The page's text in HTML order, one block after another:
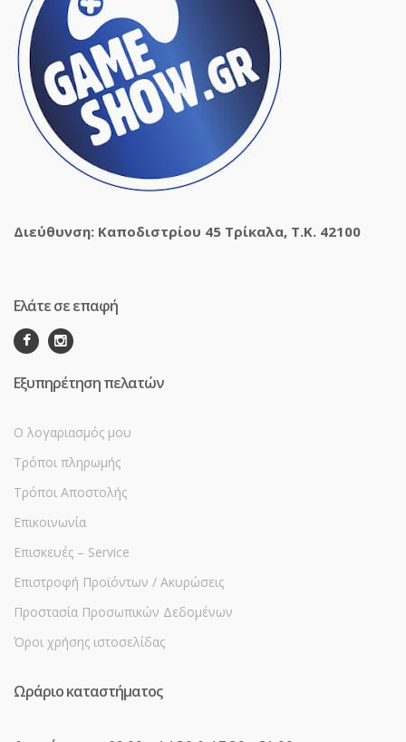
Διεύθυνση: Καποδιστρίου 45 Τρίκαλα, Τ.Κ. 42100
Ελάτε σε επαφή
Εξυπηρέτηση πελατών
Ο λογαριασμός μου
Τρόποι πληρωμής
Τρόποι Αποστολής
Επικοινωνία
Επισκευές – Service
Επιστροφή Προϊόντων / Ακυρώσεις
Προστασία Προσωπικών Δεδομένων
Όροι χρήσης ιστοσελίδας
Ωράριο καταστήματος